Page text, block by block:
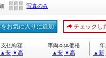
写真のみ
お気に入りに追加 チェックし
支払総額
▲安 ▼高
車両本体価格
▲安 ▼高
年
▲新